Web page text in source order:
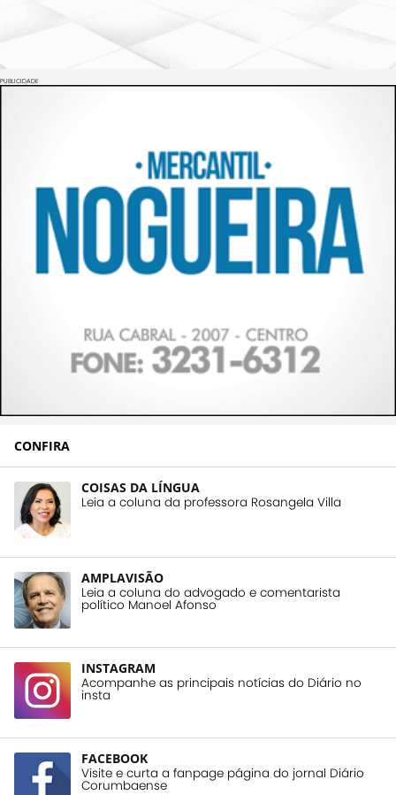
PUBLICIDADE
CONFIRA
COISAS DA LÍNGUA
Leia a coluna da professora Rosangela Villa
AMPLAVISÃO
Leia a coluna do advogado e comentarista
político Manoel Afonso
INSTAGRAM
Acompanhe as principais notícias do Diário no
insta
FACEBOOK
Visite e curta a fanpage página do jornal Diário
Corumbaense